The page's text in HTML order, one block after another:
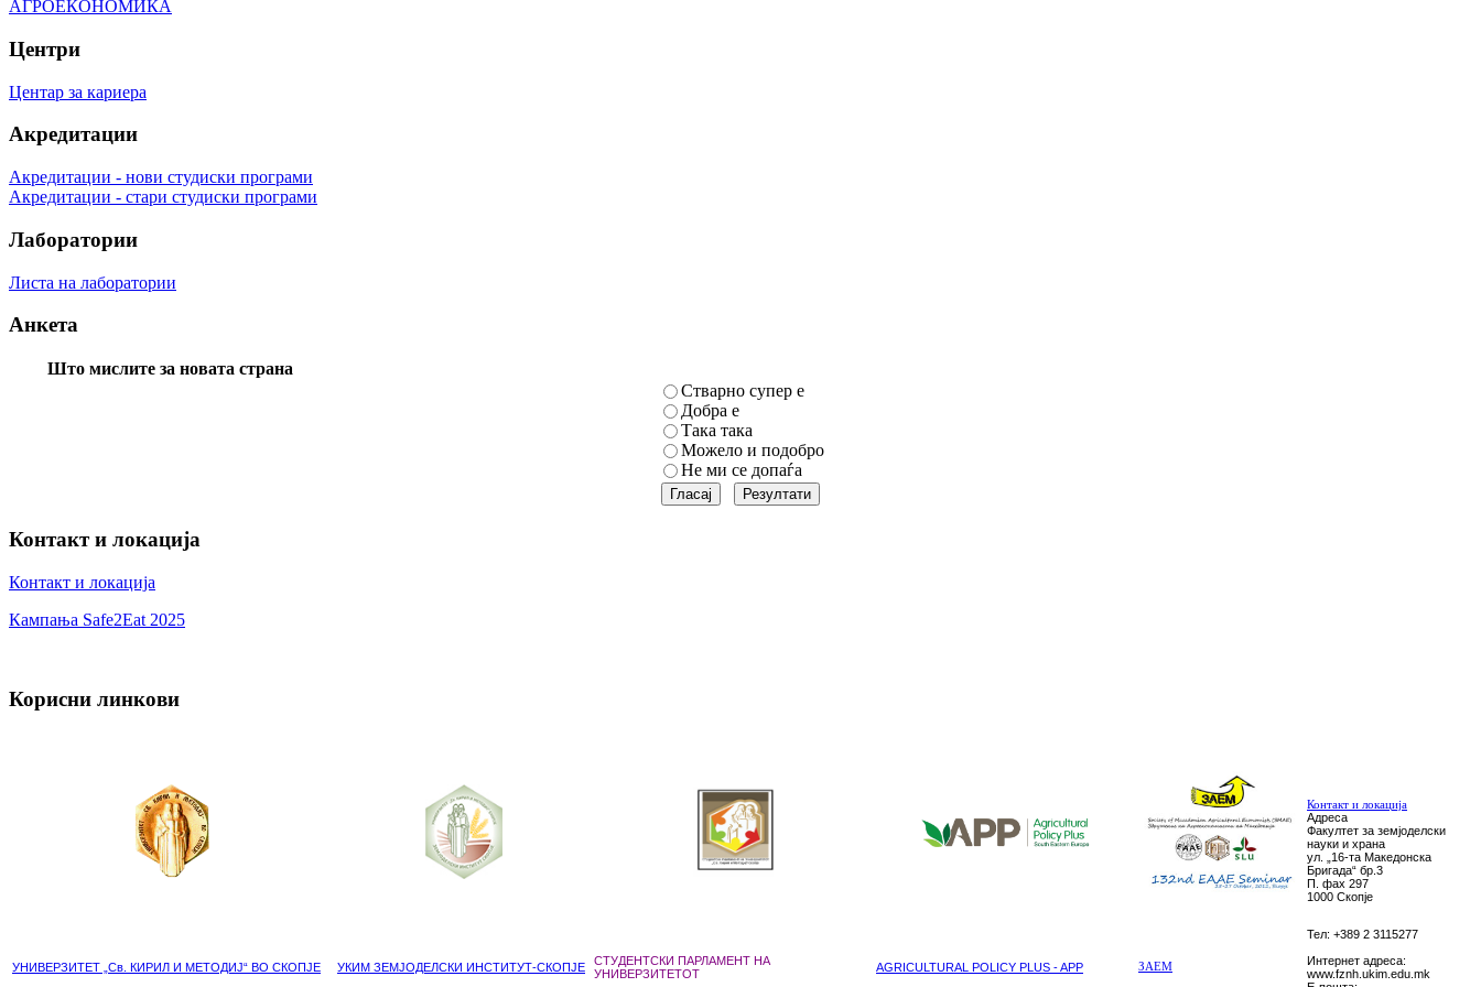
АГРОЕКОНОМИКА
Центри
Центар за кариера
Акредитации
Акредитации - нови студиски програми
Акредитации - стари студиски програми
Лаборатории
Листа на лаборатории
Анкета
Што мислите за новата страна
Стварно супер е
Добра е
Така така
Можело и подобро
Не ми се допаѓа
Контакт и локација
Контакт и локација
Кампања Safe2Eat 2025
Корисни линкови
Контакт и локација
Адреса
Факултет за земјоделски
науки и храна
ул. „16-та Македонска
Бригада“ бр.3
П. фах 297
1000 Скопје
УНИВЕРЗИТЕТ „Св. КИРИЛ И МЕТОДИЈ“ ВО СКОПЈЕ УКИМ ЗЕМЈОДЕЛСКИ ИНСТИТУТ-СКОПЈЕ
СТУДЕНТСКИ ПАРЛАМЕНТ НА
УНИВЕРЗИТЕТОТ
AGRICULTURAL POLICY PLUS - APP ЗАЕМ
Тел: +389 2 3115277
Интернет адреса:
www.fznh.ukim.edu.mk